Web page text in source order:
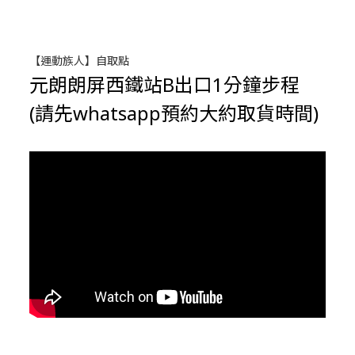
【運動族人】自取點
元朗朗屏西鐵站B出口1分鐘步程
(請先whatsapp預約大約取貨時間)